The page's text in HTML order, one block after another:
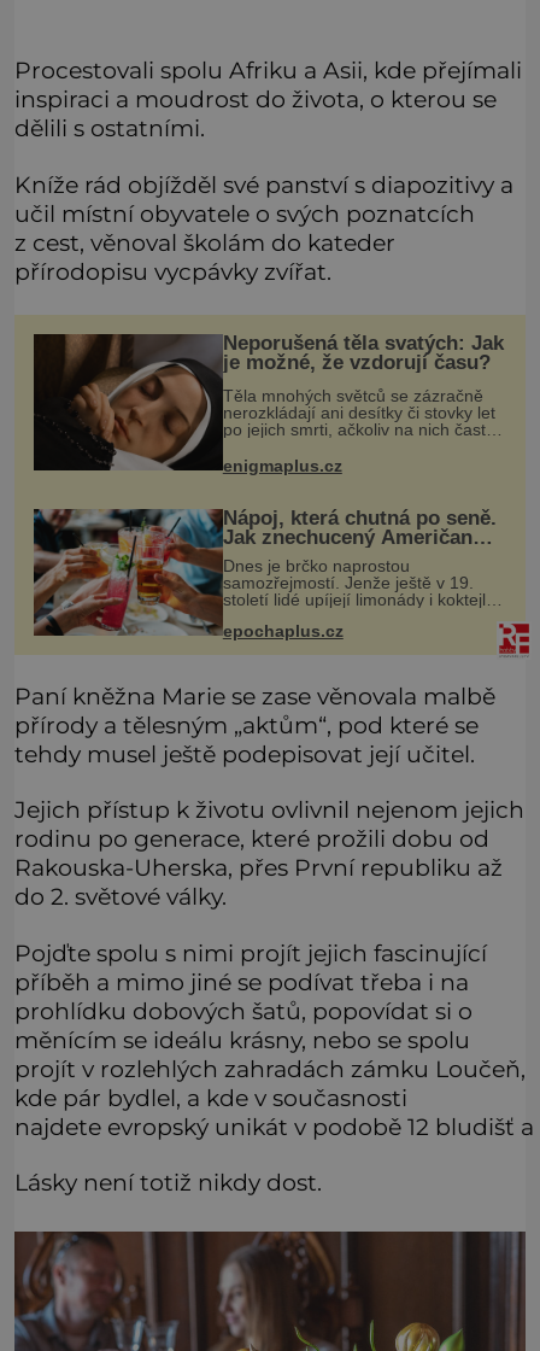
Procestovali spolu Afriku a Asii, kde přejímali
inspiraci a moudrost do života, o kterou se
dělili s ostatními.
Kníže rád objížděl své panství s diapozitivy a
učil místní obyvatele o svých poznatcích
z cest, věnoval školám do kateder
přírodopisu vycpávky zvířat.
Neporušená těla svatých: Jak
je možné, že vzdorují času?
Těla mnohých světců se zázračně
nerozkládají ani desítky či stovky let
po jejich smrti, ačkoliv na nich často
jiné pokusy o konzervaci.
Neporušené ostatky bývají považo
enigmaplus.cz
Nápoj, která chutná po seně.
Jak znechucený Američan
vymyslel brčko
Dnes je brčko naprostou
samozřejmostí. Jenže ještě v 19.
století lidé upíjejí limonády i koktejly
Fungují sice dobře, mají ale jednu
epochaplus.cz
Paní kněžna Marie se zase věnovala malbě
přírody a tělesným „aktům“, pod které se
tehdy musel ještě podepisovat její učitel.
Jejich přístup k životu ovlivnil nejenom jejich
rodinu po generace, které prožili dobu od
Rakouska-Uherska, přes První republiku až
do 2. světové války.
Pojďte spolu s nimi projít jejich fascinující
příběh a mimo jiné se podívat třeba i na
prohlídku dobových šatů, popovídat si o
měnícím se ideálu krásny, nebo se spolu
projít v rozlehlých zahradách zámku Loučeň,
kde pár bydlel, a kde v současnosti
najdete evropský unikát v podobě 12 bludišť
Lásky není totiž nikdy dost.